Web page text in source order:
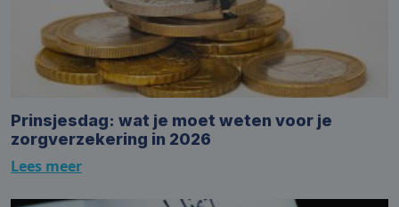
Prinsjesdag: wat je moet weten voor je
zorgverzekering in 2026
Lees meer